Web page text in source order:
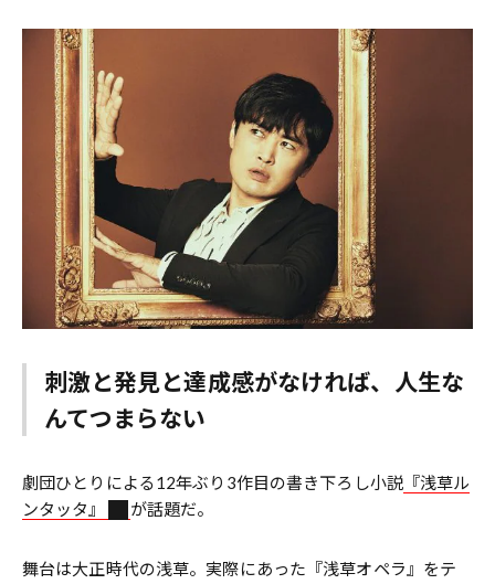
刺激と発見と達成感がなければ、人生な
んてつまらない
劇団ひとりによる12年ぶり3作目の書き下ろし小説『浅草ル
ンタッタ』
が話題だ。
舞台は大正時代の浅草。実際にあった『浅草オペラ』をテ